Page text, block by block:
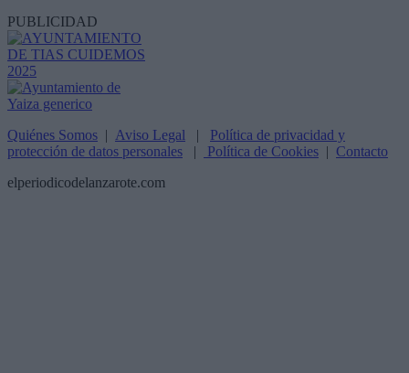
PUBLICIDAD
Quiénes Somos | Aviso Legal | Política de privacidad y
protección de datos personales | Política de Cookies | Contacto
elperiodicodelanzarote.com